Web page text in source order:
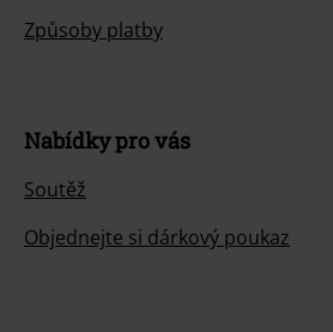
Způsoby platby
Nabídky pro vás
Soutěž
Objednejte si dárkový poukaz